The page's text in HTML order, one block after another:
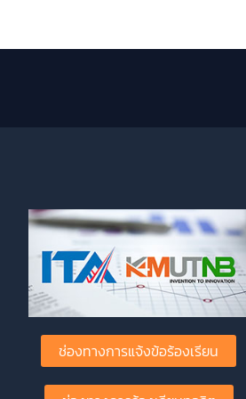
ช่องทางการแจ้งข้อร้องเรียน